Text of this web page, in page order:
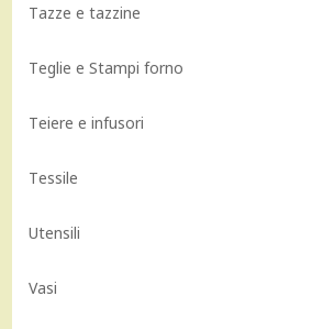
Tazze e tazzine
Teglie e Stampi forno
Teiere e infusori
Tessile
Utensili
Vasi